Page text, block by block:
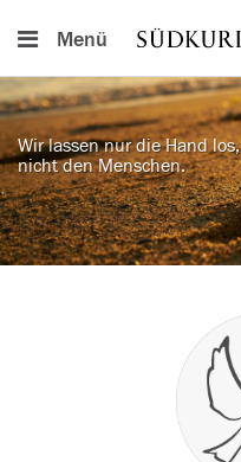
Menü
Wir lassen nur die Hand los,
nicht den Menschen.